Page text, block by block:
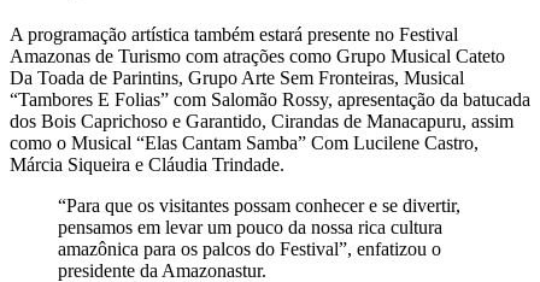
A programação artística também estará presente no Festival
Amazonas de Turismo com atrações como Grupo Musical Cateto
Da Toada de Parintins, Grupo Arte Sem Fronteiras, Musical
“Tambores E Folias” com Salomão Rossy, apresentação da batucada
dos Bois Caprichoso e Garantido, Cirandas de Manacapuru, assim
como o Musical “Elas Cantam Samba” Com Lucilene Castro,
Márcia Siqueira e Cláudia Trindade.
“Para que os visitantes possam conhecer e se divertir,
pensamos em levar um pouco da nossa rica cultura
amazônica para os palcos do Festival”, enfatizou o
presidente da Amazonastur.